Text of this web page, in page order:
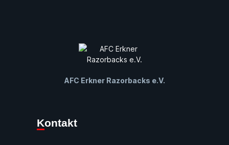
AFC Erkner Razorbacks e.V.
Kontakt